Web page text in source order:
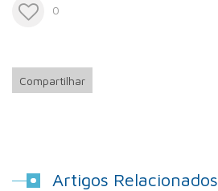
0
Compartilhar
Artigos Relacionados